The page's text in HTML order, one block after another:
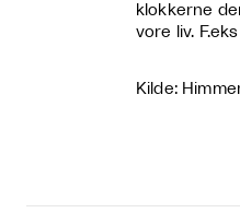
klokkerne
vore liv.
Kilde: